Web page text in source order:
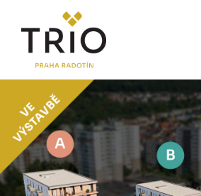
O PROJEKTU
Proč TRIO Radotín
FAQ sekce
Novinky